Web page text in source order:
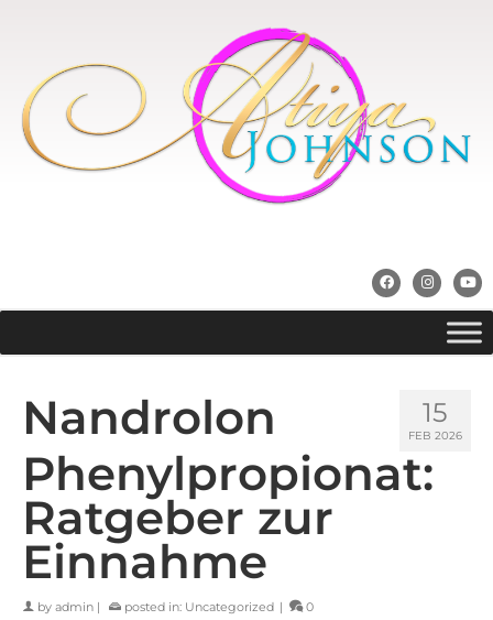
15
FEB 2026
Nandrolon
Phenylpropionat:
Ratgeber zur
Einnahme
by admin | posted in: Uncategorized | 0